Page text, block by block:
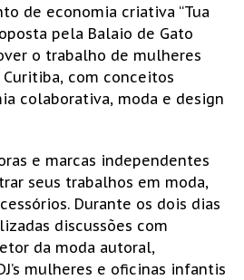
de economia criativa “Tua
pela Balaio de Gato
o trabalho de mulheres
com conceitos
colaborativa, moda e design
e marcas independentes
seus trabalhos em moda,
Durante os dois dias
discussões com
da moda autoral,
mulheres e oficinas infantis